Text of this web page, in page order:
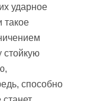
ударное
такое
стойкую
способно